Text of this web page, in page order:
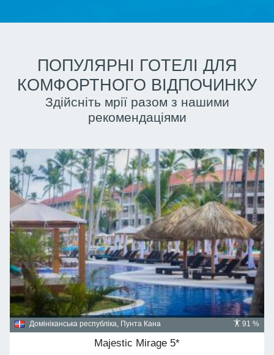
ПОПУЛЯРНІ ГОТЕЛІ ДЛЯ
КОМФОРТНОГО ВІДПОЧИНКУ
Здійсніть мрії разом з нашими
рекомендаціями
91 %
Домініканська республіка, Пунта Кана
Majestic Mirage 5*